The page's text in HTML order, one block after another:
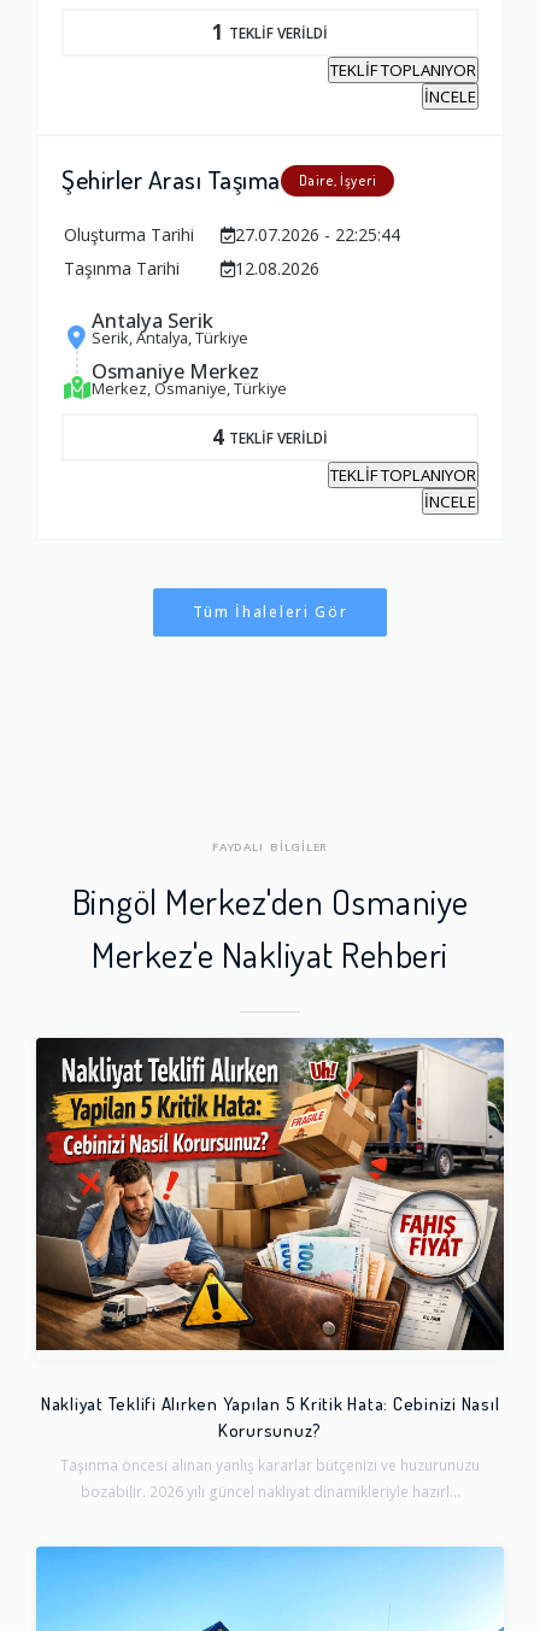
1 TEKLİF VERİLDİ
TEKLİF TOPLANIYOR
İNCELE
Şehirler Arası Taşıma Daire, İşyeri
Oluşturma Tarihi
27.07.2026 - 22:25:44
Taşınma Tarihi
12.08.2026
Antalya Serik
Serik, Antalya, Türkiye
Osmaniye Merkez
Merkez, Osmaniye, Türkiye
4 TEKLİF VERİLDİ
TEKLİF TOPLANIYOR
İNCELE
Tüm İhaleleri Gör
FAYDALI BİLGİLER
Bingöl Merkez'den Osmaniye
Merkez'e Nakliyat Rehberi
Nakliyat Teklifi Alırken Yapılan 5 Kritik Hata: Cebinizi Nasıl
Korursunuz?
Taşınma öncesi alınan yanlış kararlar bütçenizi ve huzurunuzu
bozabilir. 2026 yılı güncel nakliyat dinamikleriyle hazırl...